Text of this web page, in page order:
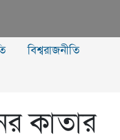
বিশ্বরাজনীতি
কাতার